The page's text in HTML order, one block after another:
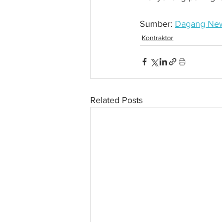
Sumber: Dagang
Kontraktor
Related Posts